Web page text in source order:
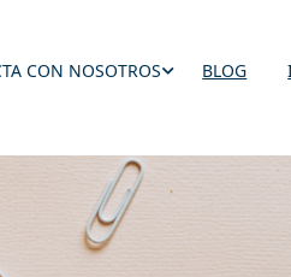
CON NOSOTROS BLOG